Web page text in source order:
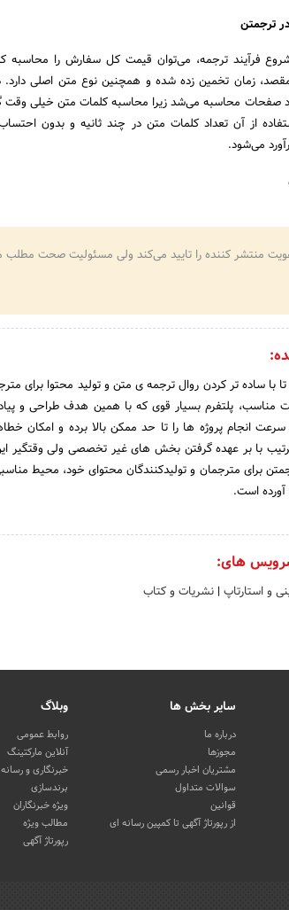
ترجمتن
فرآیند ترجمه، می‌توان قیمت کل سفارش را محاسبه
زمان تخمین زده شده و همچنین نوع متن اصلی دارد.
صفحات محاسبه می‌شد زیرا محاسبه کلمات متن خیلی وقت
از آن تعداد کلمات متن در چند ثانیه و بدون
می‌شود.
منتشر کننده را تایید می‌کند ولی مسئولیت صحت
با ساده تر کردن روال ترجمه ی متن و تولید محتوا برای
مناسب، پلتفرم بسیار قوی که با همین هدف طراحی و
انجام پروژه ها را تا حد ممکن بالا برده و امکان
با بر عهده گرفتن بخش های غیر تخصصی ولی وقتگیر این
برای مترجمان و تولیدکنندگان محتوای خود، محیط
آورده است.
های:
و استارتاپ | نشریات و کتاب
سایر بخش ها
درباره ما
مجوزها
مشتریان اخبار رسمی
سوالات متداول
قوانین
از رپورتاژ آگهی تا کمپین رسانه ای
وبلاگ
روابط عمومی
آنلاین مارکتینگ
خبرنگاری و رسانه
برندسازی
ویژه خبرنگاران
مطالب ویژه
رپورتاژ آگهی